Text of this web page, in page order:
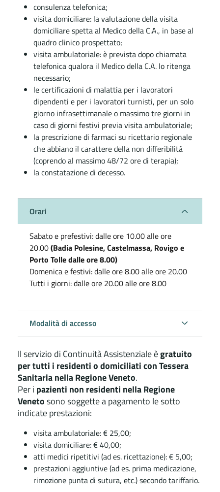
consulenza telefonica;
visita domiciliare: la valutazione della visita
domiciliare spetta al Medico della C.A., in base al
quadro clinico prospettato;
visita ambulatoriale: è prevista dopo chiamata
telefonica qualora il Medico della C.A. lo ritenga
necessario;
le certificazioni di malattia per i lavoratori
dipendenti e per i lavoratori turnisti, per un solo
giorno infrasettimanale o massimo tre giorni in
caso di giorni festivi previa visita ambulatoriale;
la prescrizione di farmaci su ricettario regionale
che abbiano il carattere della non differibilità
(coprendo al massimo 48/72 ore di terapia);
la constatazione di decesso.
Orari
Sabato e prefestivi: dalle ore 10.00 alle ore
20.00(Badia Polesine, Castelmassa, Rovigo e
Porto Tolle dalle ore 8.00)
Domenica e festivi: dalle ore 8.00 alle ore 20.00
Tutti i giorni: dalle ore 20.00 alle ore 8.00
Modalità di accesso
Il servizio di Continuità Assistenziale ègratuito
per tutti i residenti o domiciliati con Tessera
Sanitaria nella Regione Veneto.
Per i pazienti non residenti nella Regione
Venetosono soggette a pagamento le sotto
indicate prestazioni:
visita ambulatoriale: € 25,00;
visita domiciliare: € 40,00;
atti medici ripetitivi (ad es. ricettazione): € 5,00;
prestazioni aggiuntive (ad es. prima medicazione,
rimozione punta di sutura, etc.) secondo tariffario.